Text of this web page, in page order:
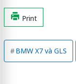
Print
BMW X7 và GLS